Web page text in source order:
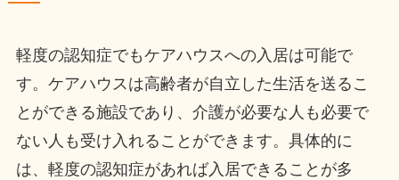
軽度の認知症でもケアハウスへの入居は可能で
す。ケアハウスは高齢者が自立した生活を送るこ
とができる施設であり、介護が必要な人も必要で
ない人も受け入れることができます。具体的に
は、軽度の認知症があれば入居できることが多